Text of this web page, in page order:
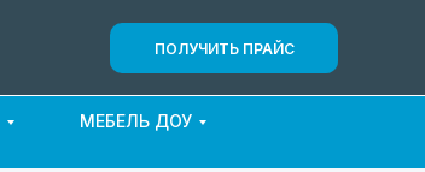
ПОЛУЧИТЬ ПРАЙС
МЕБЕЛЬ ДОУ